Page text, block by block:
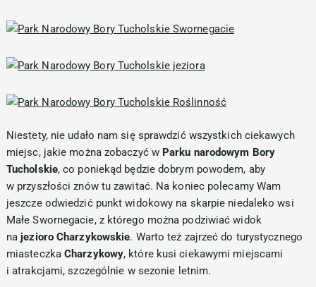
Niestety, nie udało nam się sprawdzić wszystkich ciekawych
miejsc, jakie można zobaczyć w Parku narodowym Bory
Tucholskie, co poniekąd będzie dobrym powodem, aby
w przyszłości znów tu zawitać. Na koniec polecamy Wam
jeszcze odwiedzić punkt widokowy na skarpie niedaleko wsi
Małe Swornegacie, z którego można podziwiać widok
najezioro Charzykowskie. Warto też zajrzeć do turystycznego
miasteczkaCharzykowy, które kusi ciekawymi miejscami
i atrakcjami, szczególnie w sezonie letnim.